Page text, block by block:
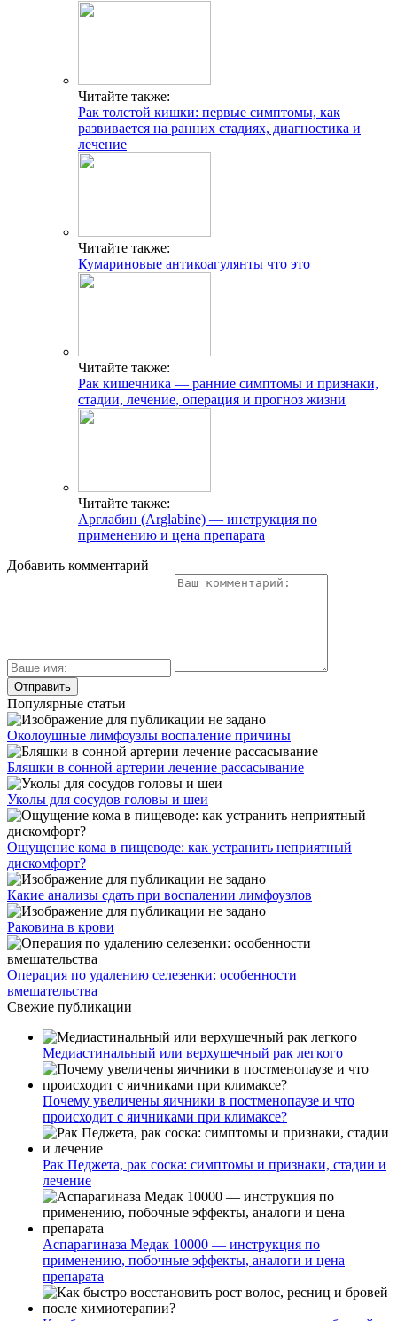
Читайте также:
Рак толстой кишки: первые симптомы, как
развивается на ранних стадиях, диагностика и
лечение
Читайте также:
Кумариновые антикоагулянты что это
Читайте также:
Рак кишечника — ранние симптомы и признаки,
стадии, лечение, операция и прогноз жизни
Читайте также:
Арглабин (Arglabine) — инструкция по
применению и цена препарата
Добавить комментарий
Популярные статьи
Околоушные лимфоузлы воспаление причины
Бляшки в сонной артерии лечение рассасывание
Уколы для сосудов головы и шеи
Ощущение кома в пищеводе: как устранить неприятный
дискомфорт?
Какие анализы сдать при воспалении лимфоузлов
Раковина в крови
Операция по удалению селезенки: особенности
вмешательства
Свежие публикации
Медиастинальный или верхушечный рак легкого
Почему увеличены яичники в постменопаузе и что
происходит с яичниками при климаксе?
Рак Педжета, рак соска: симптомы и признаки, стадии и
лечение
Аспарагиназа Медак 10000 — инструкция по
применению, побочные эффекты, аналоги и цена
препарата